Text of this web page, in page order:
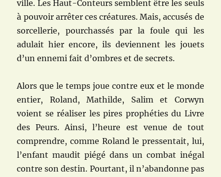
ville. Les Haut-Conteurs semblent être les seuls
à pouvoir arrêter ces créatures. Mais, accusés de
sorcellerie, pourchassés par la foule qui les
adulait hier encore, ils deviennent les jouets
d’un ennemi fait d’ombres et de secrets.
Alors que le temps joue contre eux et le monde
entier, Roland, Mathilde, Salim et Corwyn
voient se réaliser les pires prophéties du Livre
des Peurs. Ainsi, l’heure est venue de tout
comprendre, comme Roland le pressentait, lui,
l’enfant maudit piégé dans un combat inégal
contre son destin. Pourtant, il n’abandonne pas